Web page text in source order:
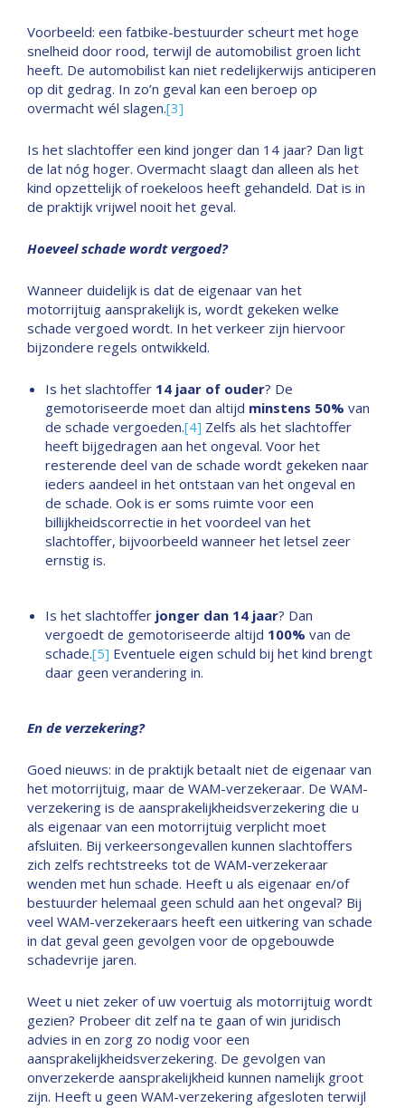
Voorbeeld: een fatbike-bestuurder scheurt met hoge
snelheid door rood, terwijl de automobilist groen licht
heeft. De automobilist kan niet redelijkerwijs anticiperen
op dit gedrag. In zo’n geval kan een beroep op
overmacht wél slagen.[3]
Is het slachtoffer een kind jonger dan 14 jaar? Dan ligt
de lat nóg hoger. Overmacht slaagt dan alleen als het
kind opzettelijk of roekeloos heeft gehandeld. Dat is in
de praktijk vrijwel nooit het geval.
Hoeveel schade wordt vergoed?
Wanneer duidelijk is dat de eigenaar van het
motorrijtuig aansprakelijk is, wordt gekeken welke
schade vergoed wordt. In het verkeer zijn hiervoor
bijzondere regels ontwikkeld.
Is het slachtoffer 14 jaar of ouder? De
gemotoriseerde moet dan altijd minstens 50% van
de schade vergoeden.[4] Zelfs als het slachtoffer
heeft bijgedragen aan het ongeval. Voor het
resterende deel van de schade wordt gekeken naar
ieders aandeel in het ontstaan van het ongeval en
de schade. Ook is er soms ruimte voor een
billijkheidscorrectie in het voordeel van het
slachtoffer, bijvoorbeeld wanneer het letsel zeer
ernstig is.
Is het slachtoffer jonger dan 14 jaar? Dan
vergoedt de gemotoriseerde altijd 100% van de
schade.[5] Eventuele eigen schuld bij het kind brengt
daar geen verandering in.
En de verzekering?
Goed nieuws: in de praktijk betaalt niet de eigenaar van
het motorrijtuig, maar de WAM-verzekeraar. De WAM-
verzekering is de aansprakelijkheidsverzekering die u
als eigenaar van een motorrijtuig verplicht moet
afsluiten. Bij verkeersongevallen kunnen slachtoffers
zich zelfs rechtstreeks tot de WAM-verzekeraar
wenden met hun schade. Heeft u als eigenaar en/of
bestuurder helemaal geen schuld aan het ongeval? Bij
veel WAM-verzekeraars heeft een uitkering van schade
in dat geval geen gevolgen voor de opgebouwde
schadevrije jaren.
Weet u niet zeker of uw voertuig als motorrijtuig wordt
gezien? Probeer dit zelf na te gaan of win juridisch
advies in en zorg zo nodig voor een
aansprakelijkheidsverzekering. De gevolgen van
onverzekerde aansprakelijkheid kunnen namelijk groot
zijn. Heeft u geen WAM-verzekering afgesloten terwijl